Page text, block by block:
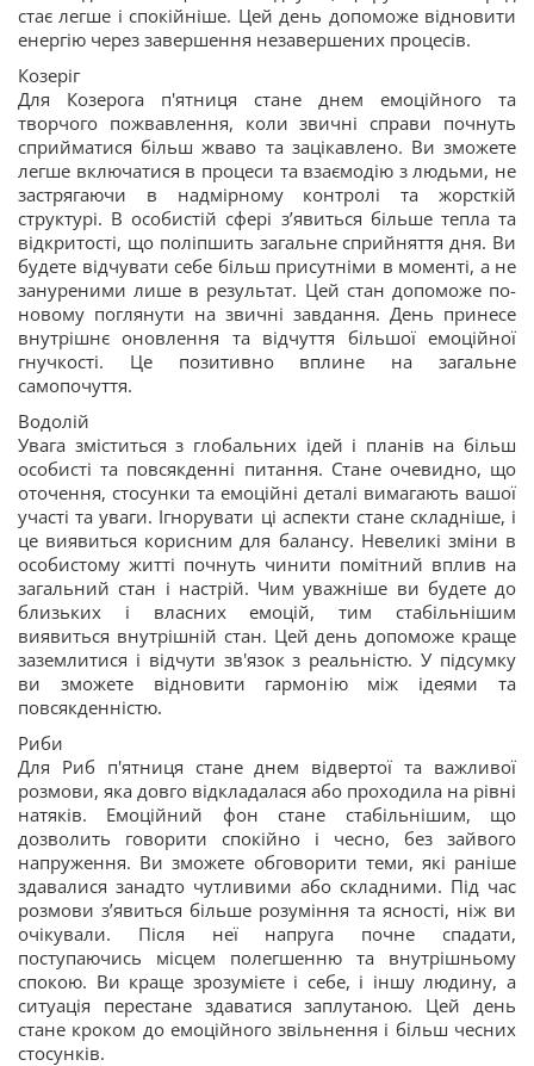
стає легше і спокійніше. Цей день допоможе відновити
енергію через завершення незавершених процесів.
Козеріг
Для Козерога п'ятниця стане днем емоційного та
творчого пожвавлення, коли звичні справи почнуть
сприйматися більш жваво та зацікавлено. Ви зможете
легше включатися в процеси та взаємодію з людьми, не
застрягаючи в надмірному контролі та жорсткій
структурі. В особистій сфері з’явиться більше тепла та
відкритості, що поліпшить загальне сприйняття дня. Ви
будете відчувати себе більш присутніми в моменті, а не
зануреними лише в результат. Цей стан допоможе по-
новому поглянути на звичні завдання. День принесе
внутрішнє оновлення та відчуття більшої емоційної
гнучкості. Це позитивно вплине на загальне
самопочуття.
Водолій
Увага зміститься з глобальних ідей і планів на більш
особисті та повсякденні питання. Стане очевидно, що
оточення, стосунки та емоційні деталі вимагають вашої
участі та уваги. Ігнорувати ці аспекти стане складніше, і
це виявиться корисним для балансу. Невеликі зміни в
особистому житті почнуть чинити помітний вплив на
загальний стан і настрій. Чим уважніше ви будете до
близьких і власних емоцій, тим стабільнішим
виявиться внутрішній стан. Цей день допоможе краще
заземлитися і відчути зв'язок з реальністю. У підсумку
ви зможете відновити гармонію між ідеями та
повсякденністю.
Риби
Для Риб п'ятниця стане днем відвертої та важливої
розмови, яка довго відкладалася або проходила на рівні
натяків. Емоційний фон стане стабільнішим, що
дозволить говорити спокійно і чесно, без зайвого
напруження. Ви зможете обговорити теми, які раніше
здавалися занадто чутливими або складними. Під час
розмови з’явиться більше розуміння та ясності, ніж ви
очікували. Після неї напруга почне спадати,
поступаючись місцем полегшенню та внутрішньому
спокою. Ви краще зрозумієте і себе, і іншу людину, а
ситуація перестане здаватися заплутаною. Цей день
стане кроком до емоційного звільнення і більш чесних
стосунків.